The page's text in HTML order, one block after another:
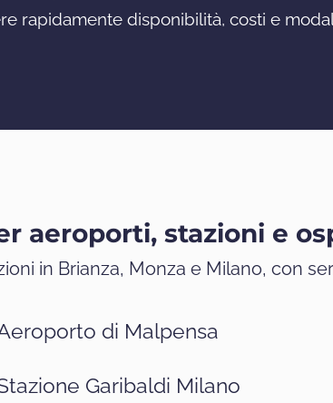
rapidamente disponibilità, costi e
aeroporti, stazioni e
in Brianza, Monza e Milano, con
di Malpensa
Garibaldi Milano